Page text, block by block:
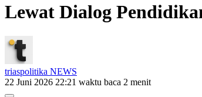
Lewat Dialog
triaspolitika NEWS
22 Juni 2026 22:21 waktu baca 2 menit